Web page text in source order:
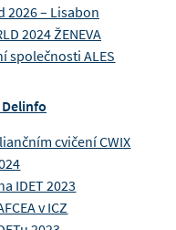
2026 – Lisabon
2024 ŽENEVA
společnosti ALES
cvičení CWIX
IDET 2023
v ICZ